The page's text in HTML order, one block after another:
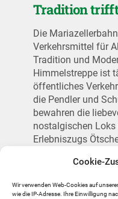
Cookie-
Wir verwenden Web-Cookies auf
wie die IP-Adresse. Ihre Einwilligung
Tradition
Die
Verkehrsmittel für
Tradition und
Himmelstreppe ist
öffentliches
die Pendler und
bewahren die
nostalgischen
Erlebniszugs
lange
Schiene. Die